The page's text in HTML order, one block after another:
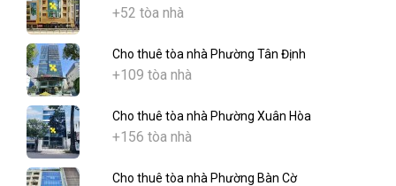
+52 tòa nhà
Cho thuê tòa nhà Phường Tân Định
+109 tòa nhà
Cho thuê tòa nhà Phường Xuân Hòa
+156 tòa nhà
Cho thuê tòa nhà Phường Bàn Cờ